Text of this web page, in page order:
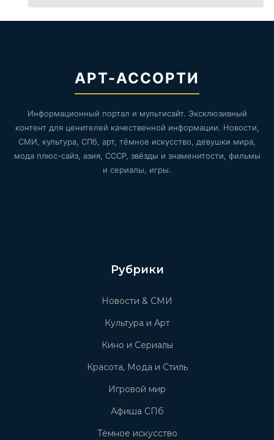
АРТ-АССОРТИ
Информационный портал и мультисайт. Эксклюзивный
контент для ценителей качественной информации. Новости,
СМИ, культура, СПб, арт, тёмное искусство, девушки мира,
мода плюс-сайз, азия, СССР, звёзды и знаменитости, фильмы
и сериалы, игры.
Рубрики
Новости & СМИ
Культура и Арт
Кино и Сериалы
Красота, Мода и Стиль
Игровой мир
Афиша СПб
Тёмное искусство